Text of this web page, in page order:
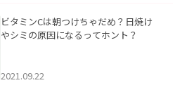
ビタミンCは朝つけちゃだめ？日焼け
やシミの原因になるってホント？
2021.09.22